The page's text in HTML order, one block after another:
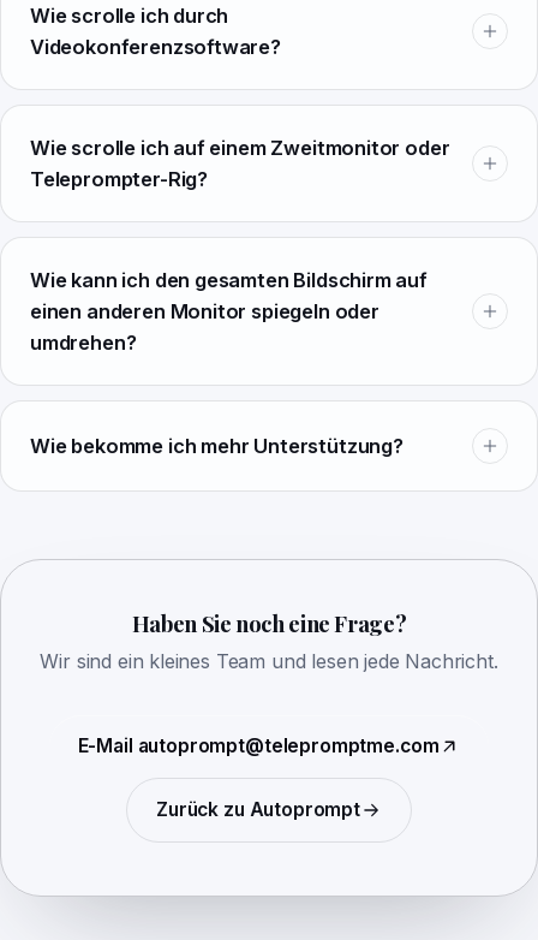
Wie scrolle ich durch
Videokonferenzsoftware?
Wie scrolle ich auf einem Zweitmonitor oder
Teleprompter-Rig?
Wie kann ich den gesamten Bildschirm auf
einen anderen Monitor spiegeln oder
umdrehen?
Wie bekomme ich mehr Unterstützung?
Haben Sie noch eine Frage?
Wir sind ein kleines Team und lesen jede Nachricht.
E-Mail autoprompt@telepromptme.com
Zurück zu Autoprompt